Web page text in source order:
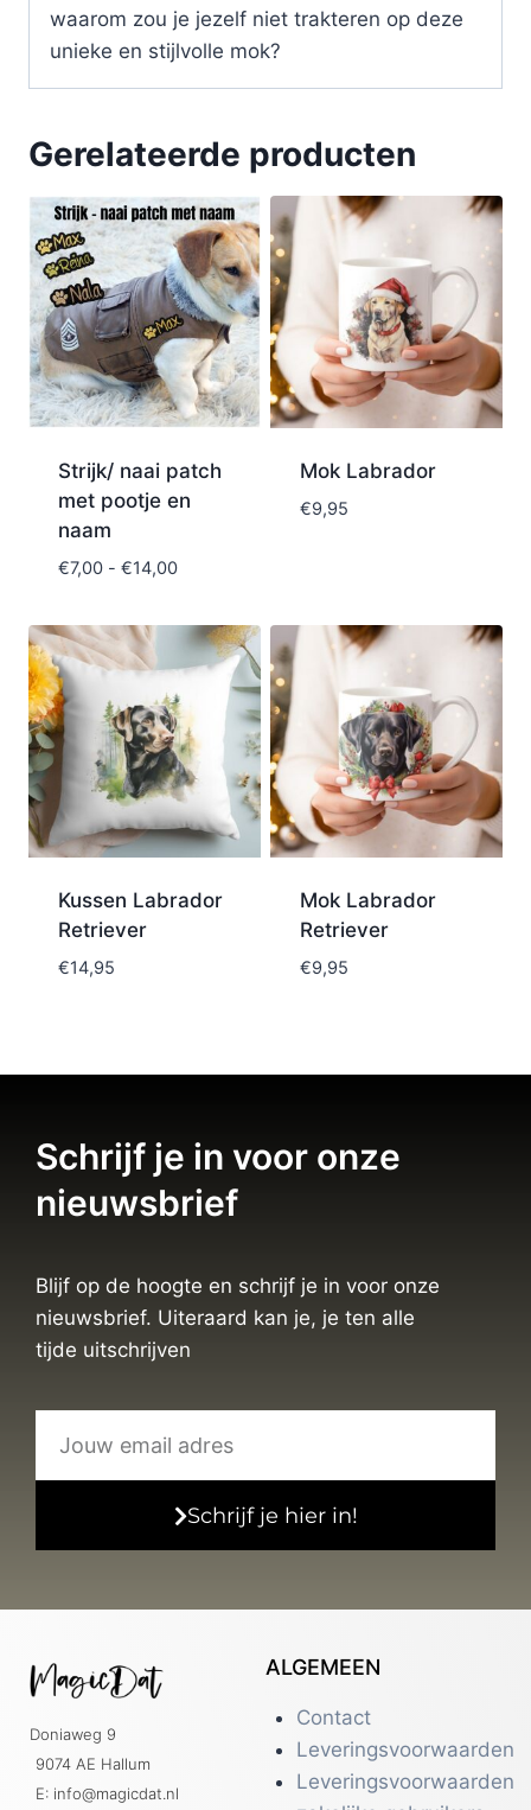
waarom zou je jezelf niet trakteren op deze
unieke en stijlvolle mok?
Gerelateerde producten
Strijk/ naai patch
met pootje en
naam
€7,00 - €14,00
Mok Labrador
€9,95
Kussen Labrador
Retriever
€14,95
Mok Labrador
Retriever
€9,95
Schrijf je in voor onze
nieuwsbrief
Blijf op de hoogte en schrijf je in voor onze
nieuwsbrief. Uiteraard kan je, je ten alle
tijde uitschrijven
Schrijf je hier in!
Doniaweg 9
9074 AE Hallum
E: info@magicdat.nl
ALGEMEEN
Contact
Leveringsvoorwaarden
Leveringsvoorwaarden